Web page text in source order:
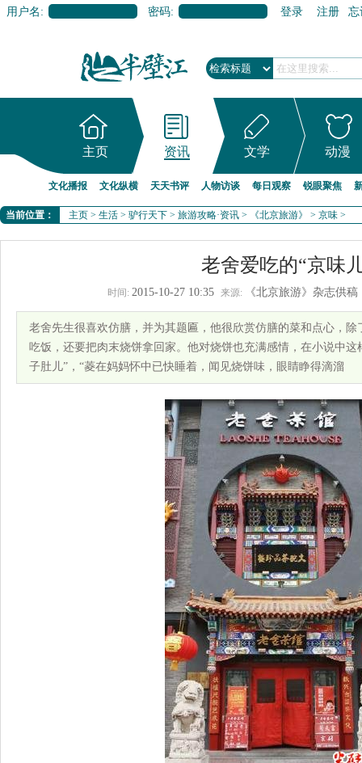
用户名: 密码: 登录 注册 忘
主页 资讯 文学 动漫
文化播报 文化纵横 天天书评 人物访谈 每日观察 锐眼聚焦
当前位置： 主页 > 生活 > 驴行天下 > 旅游攻略·资讯 > 《北京旅游》 > 京味 >
老舍爱吃的“京味
时间: 2015-10-27 10:35 来源: 《北京旅游》杂志供稿
老舍先生很喜欢仿膳，并为其题匾，他很欣赏仿膳的菜和点心，
吃饭，还要把肉末烧饼拿回家。他对烧饼也充满感情，在小说中
子肚儿”，“菱在妈妈怀中已快睡着，闻见烧饼味，眼睛睁得滴溜